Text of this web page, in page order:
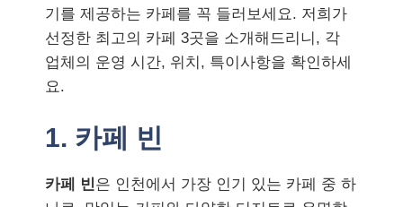
기를 제공하는 카페를 꼭 들러보세요. 저희가
선정한 최고의 카페 3곳을 소개해드리니, 각
업체의 운영 시간, 위치, 특이사항을 확인하세
요.
1. 카페 빈
카페 빈은 인천에서 가장 인기 있는 카페 중 하